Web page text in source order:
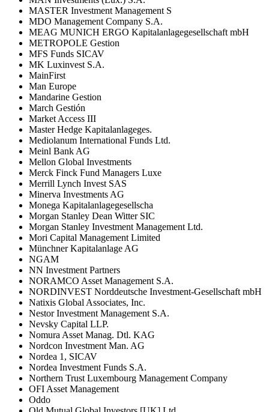
MASTER Investment Management S
MDO Management Company S.A.
MEAG MUNICH ERGO Kapitalanlagegesellschaft mbH
METROPOLE Gestion
MFS Funds SICAV
MK Luxinvest S.A.
MainFirst
Man Europe
Mandarine Gestion
March Gestión
Market Access III
Master Hedge Kapitalanlageges.
Mediolanum International Funds Ltd.
Meinl Bank AG
Mellon Global Investments
Merck Finck Fund Managers Luxe
Merrill Lynch Invest SAS
Minerva Investments AG
Monega Kapitalanlagegesellscha
Morgan Stanley Dean Witter SIC
Morgan Stanley Investment Management Ltd.
Mori Capital Management Limited
Münchner Kapitalanlage AG
NGAM
NN Investment Partners
NORAMCO Asset Management S.A.
NORDINVEST Norddeutsche Investment-Gesellschaft mbH
Natixis Global Associates, Inc.
Nestor Investment Management S.A.
Nevsky Capital LLP.
Nomura Asset Manag. Dtl. KAG
Nordcon Investment Man. AG
Nordea 1, SICAV
Nordea Investment Funds S.A.
Northern Trust Luxembourg Management Company
OFI Asset Management
Oddo